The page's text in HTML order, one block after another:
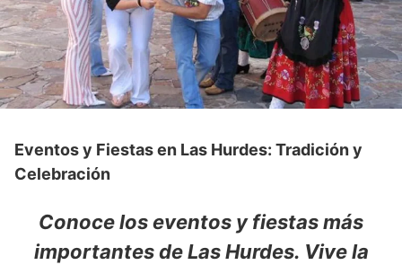
Eventos y Fiestas en Las Hurdes: Tradición y
Celebración
Conoce los eventos y fiestas más
importantes de Las Hurdes. Vive la